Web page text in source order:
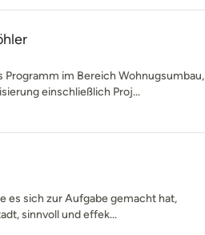
Programm im Bereich Wohnugsumbau,
einschließlich Proj...
es sich zur Aufgabe gemacht hat,
sinnvoll und effek...